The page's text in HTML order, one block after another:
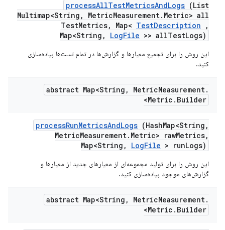
processAllTestMetricsAndLogs (List
Multimap<String , MetricMeasurement. Metric> all
TestMetrics, Map< TestDescription
,
Map<String , LogFile >> allTestLogs)
این روش را برای تجمیع معیارها و گزارش‌ها در تمام تست‌ها پیاده‌سازی
کنید.
abstract Map<String , MetricMeasurement.
Metric . Builder>
processRunMetricsAndLogs (HashMap<String ,
MetricMeasurement. Metric> rawMetrics,
Map<String , LogFile > runLogs)
این روش را برای تولید مجموعه‌ای از معیارهای جدید از معیارها و
گزارش‌های موجود پیاده‌سازی کنید.
abstract Map<String , MetricMeasurement.
Metric . Builder>